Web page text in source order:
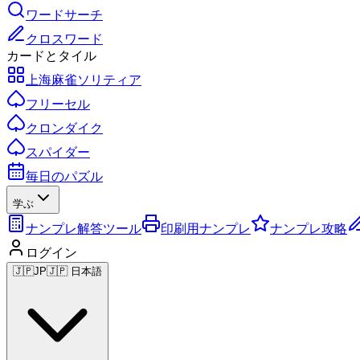
ワードサーチ
クロスワード
カードとタイル
上海麻雀ソリティア
フリーセル
クロンダイク
スパイダー
毎日のパズル
学ぶ
ナンプレ解答ツール 印刷用ナンプレ ナンプレ攻略
ログイン
🇯🇵JP🇯🇵 日本語